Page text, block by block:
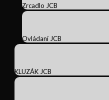
Zrcadlo JCB
Ovládaní JCB
KLUZÁK JCB